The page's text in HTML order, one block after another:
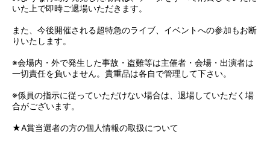
いた上で即時ご退場いただきます。
また、今後開催される超特急のライブ、イベントへの参加もお断
りいたします。
※会場内・外で発生した事故・盗難等は主催者・会場・出演者は
一切責任を負いません。貴重品は各自で管理して下さい。
※係員の指示に従っていただけない場合は、退場していただく場
合がございます。
★A賞当選者の方の個人情報の取扱について